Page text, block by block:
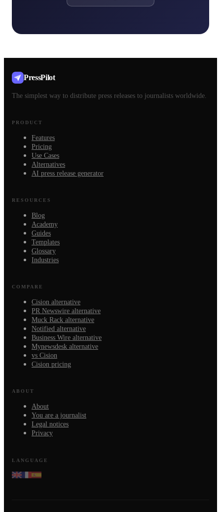
PressPilot
The simplest way to distribute press releases to journalists worldwide.
PRODUCT
Features
Pricing
Use Cases
Alternatives
AI press release generator
RESOURCES
Blog
Academy
Guides
Templates
Glossary
Industries
COMPARE
Cision alternative
PR Newswire alternative
Muck Rack alternative
Notified alternative
Business Wire alternative
Mynewsdesk alternative
vs Cision
Cision pricing
ABOUT
About
You are a journalist
Legal notices
Privacy
LANGUAGE